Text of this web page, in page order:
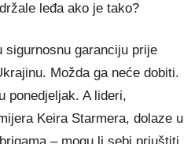
leđa ako je tako?
sigurnosnu garanciju prije
Možda ga neće dobiti.
ponedjeljak. A lideri,
Keira Starmera, dolaze u